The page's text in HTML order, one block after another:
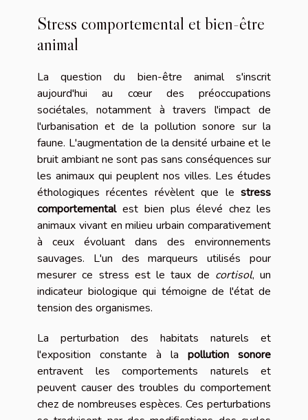
Stress comportemental et bien-être
animal
La question du bien-être animal s'inscrit
aujourd'hui au cœur des préoccupations
sociétales, notamment à travers l'impact de
l'urbanisation et de la pollution sonore sur la
faune. L'augmentation de la densité urbaine et le
bruit ambiant ne sont pas sans conséquences sur
les animaux qui peuplent nos villes. Les études
éthologiques récentes révèlent que le stress
comportementalest bien plus élevé chez les
animaux vivant en milieu urbain comparativement
à ceux évoluant dans des environnements
sauvages. L'un des marqueurs utilisés pour
mesurer ce stress est le taux de cortisol, un
indicateur biologique qui témoigne de l'état de
tension des organismes.
La perturbation des habitats naturels et
l'exposition constante à la pollution sonore
entravent les comportements naturels et
peuvent causer des troubles du comportement
chez de nombreuses espèces. Ces perturbations